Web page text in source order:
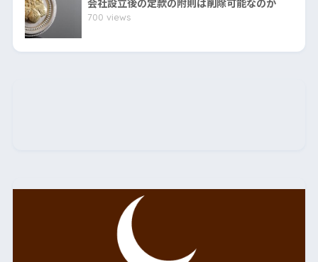
会社設立後の定款の附則は削除可能なのか
700 views